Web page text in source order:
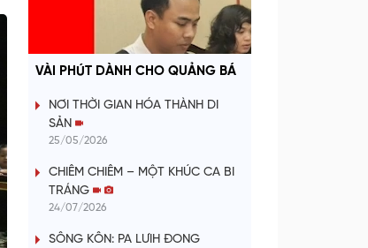
l
a
y
i
VÀI PHÚT DÀNH CHO QUẢNG BÁ
NƠI THỜI GIAN HÓA THÀNH DI
SẢN
25/05/2026
CHIÊM CHIÊM – MỘT KHÚC CA BI
TRÁNG
24/07/2026
SÔNG KÔN: PA LƯIH ĐONG